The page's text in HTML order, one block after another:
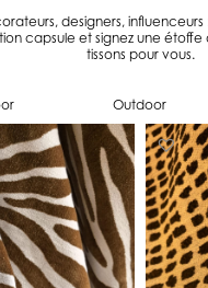
designers, influenceurs
capsule et signez une étoffe
tissons pour vous.
Outdoor